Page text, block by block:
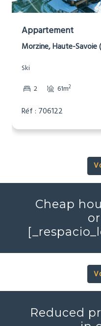
Appartement
Morzine, Haute-Savoie
Ski
Réf : 706122
Cheap
Reduced
in